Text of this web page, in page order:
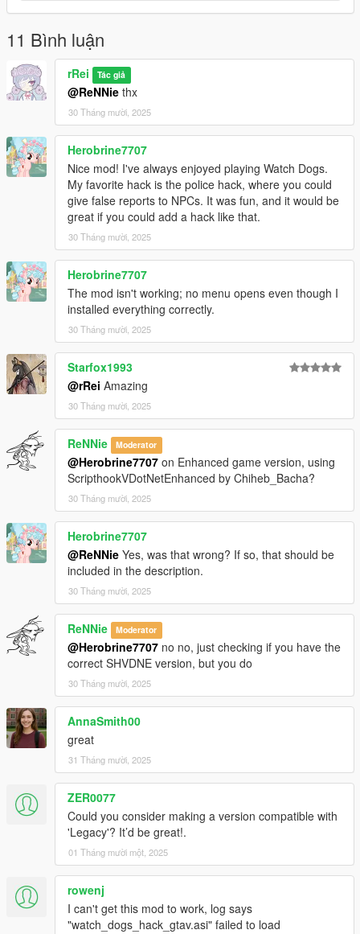
"xinput1_4.dll"
"ScriptHookV.dll"
"dinput8.dll"
into the your GTA V main folder, where is the file
GTA5_Enhanced.exe
Changelog:
- Initial release, Enhanced only
11 Bình luận
rRei Tác giả
@ReNNie thx
30 Tháng mười, 2025
Herobrine7707
Nice mod! I've always enjoyed playing Watch Dogs.
My favorite hack is the police hack, where you could
give false reports to NPCs. It was fun, and it would be
great if you could add a hack like that.
30 Tháng mười, 2025
Herobrine7707
The mod isn't working; no menu opens even though I
installed everything correctly.
30 Tháng mười, 2025
Starfox1993
@rRei Amazing
30 Tháng mười, 2025
ReNNie Moderator
@Herobrine7707 on Enhanced game version, using
ScripthookVDotNetEnhanced by Chiheb_Bacha?
30 Tháng mười, 2025
Herobrine7707
@ReNNie Yes, was that wrong? If so, that should be
included in the description.
30 Tháng mười, 2025
ReNNie Moderator
@Herobrine7707 no no, just checking if you have the
correct SHVDNE version, but you do
30 Tháng mười, 2025
AnnaSmith00
great
31 Tháng mười, 2025
ZER0077
Could you consider making a version compatible with
'Legacy'? It’d be great!.
01 Tháng mười một, 2025
rowenj
I can't get this mod to work, log says
"watch_dogs_hack_gtav.asi" failed to load